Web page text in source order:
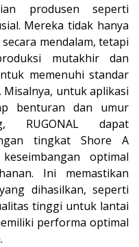
produsen seperti
Mereka tidak hanya
mendalam, tetapi
mutakhir dan
memenuhi standar
Misalnya, untuk aplikasi
benturan dan umur
RUGONAL dapat
tingkat Shore A
optimal
Ini memastikan
dihasilkan, seperti
tinggi untuk lantai
performa optimal